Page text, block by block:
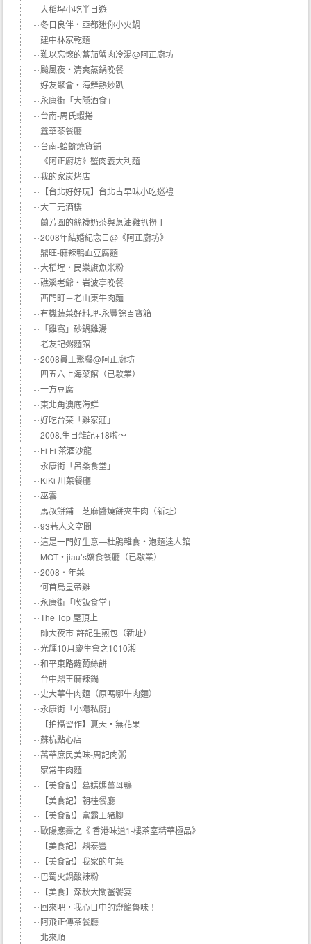
大稻埕小吃半日遊
冬日良伴‧亞都迷你小火鍋
建中林家乾麵
難以忘懷的蕃茄蟹肉冷湯@阿正廚坊
颱風夜‧清爽蒸鍋晚餐
好友聚會‧海鮮熱炒趴
永康街「大隱酒食」
台南-周氏蝦捲
鑫華茶餐廳
台南-蛤蚧燒貨鋪
《阿正廚坊》蟹肉義大利麵
我的家炭烤店
【台北好好玩】台北古早味小吃巡禮
大三元酒樓
蘭芳園的絲襪奶茶與蔥油雞扒撈丁
2008年結婚紀念日@《阿正廚坊》
鼎旺-麻辣鴨血豆腐麵
大稻埕‧民樂旗魚米粉
礁溪老爺‧岩波亭晚餐
西門町－老山東牛肉麵
有機蔬菜好料理-永豐餘百寶箱
「雞窩」砂鍋雞湯
老友記粥麵館
2008員工聚餐@阿正廚坊
四五六上海菜館（已歇業）
一方豆腐
東北角澳底海鮮
好吃台菜「雞家莊」
2008.生日雜記+18啦～
Fi Fi 茶酒沙龍
永康街「呂桑食堂」
KiKi 川菜餐廳
巫雲
馬叔餅鋪—芝麻醬燒餅夾牛肉（新址）
93巷人文空間
這是一門好生意—杜鵑雜食‧泡麵達人館
MOT‧jiau’s嬌食餐廳（已歇業）
2008‧年菜
何首烏皇帝雞
永康街「喫飯食堂」
The Top 屋頂上
師大夜市-許記生煎包（新址）
光輝10月慶生會之1010湘
和平東路蘿蔔絲餅
台中鼎王麻辣鍋
史大華牛肉麵（原嗎哪牛肉麵）
永康街「小隱私廚」
【拍攝習作】夏天‧無花果
蘇杭點心店
萬華庶民美味-周記肉粥
家常牛肉麵
【美食記】葛媽媽薑母鴨
【美食記】朝桂餐廳
【美食記】富霸王豬腳
歐陽應霽之《 香港味道1-樓茶室精華極品》
【美食記】鼎泰豐
【美食記】我家的年菜
巴蜀火鍋酸辣粉
【美食】深秋大閘蟹饗宴
回來吧，我心目中的燈籠魯味！
阿飛正傳茶餐廳
北來順